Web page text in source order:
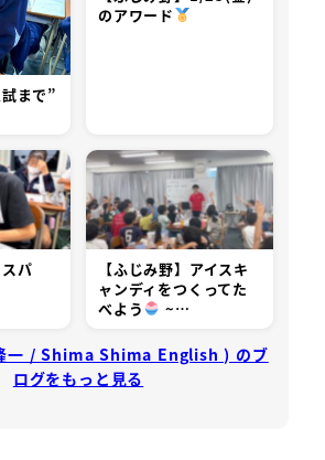
まで”
のアワード
パ
【ふじみ野】アイスキ
ャンディをつくってた
べよう
~…
一 / Shima Shima English ) のブ
ログをもっと見る